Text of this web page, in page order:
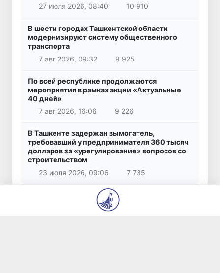
27 июля 2026, 08:40
10 910
В шести городах Ташкентской области
модернизируют систему общественного
транспорта
7 авг 2026, 09:32
9 925
По всей республике продолжаются
мероприятия в рамках акции «Актуальные
40 дней»
7 авг 2026, 16:06
9 226
В Ташкенте задержан вымогатель,
требовавший у предпринимателя 360 тысяч
долларов за «урегулирование» вопросов со
строительством
23 июля 2026, 09:06
7 735
22,5 тысячи долларов за несуществующие
автомобили: житель Ташкента стал жертвой